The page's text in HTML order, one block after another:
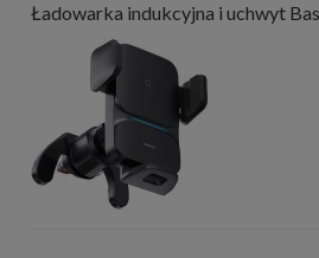
Ładowarka indukcyjna i uchwyt